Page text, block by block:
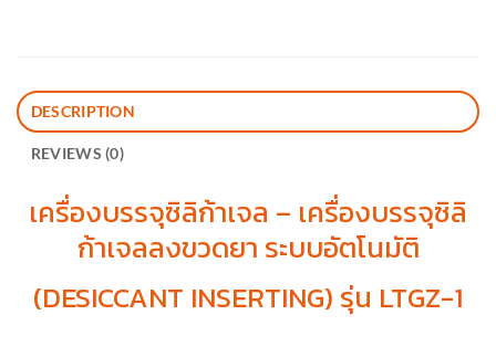
DESCRIPTION
REVIEWS (0)
เครื่องบรรจุซิลิก้าเจล – เครื่องบรรจุซิลิ
ก้าเจลลงขวดยา ระบบอัตโนมัติ
(DESICCANT INSERTING) รุ่น LTGZ-1